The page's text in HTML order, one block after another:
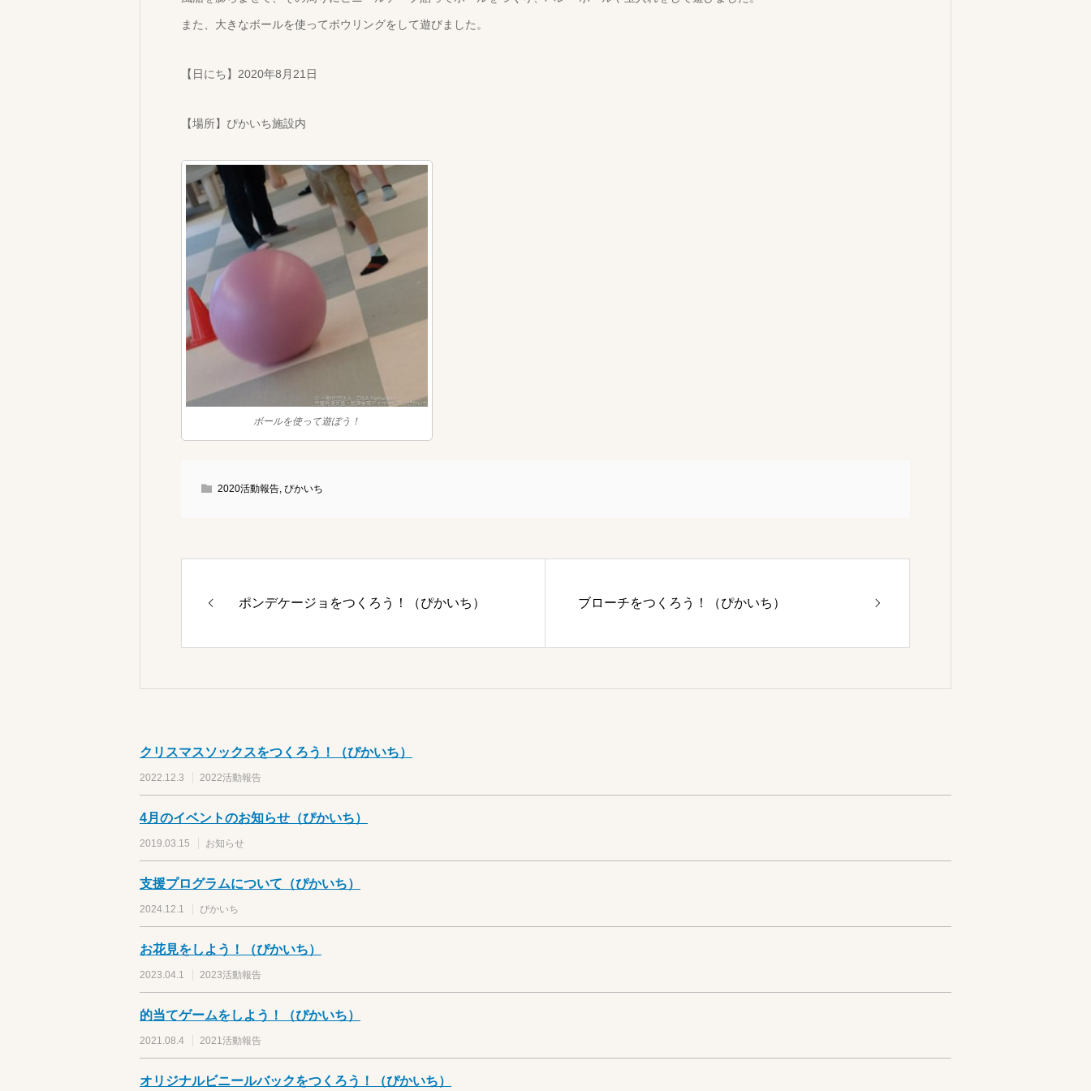
また、大きなボールを使ってボウリングをして遊びました。
【日にち】2020年8月21日
【場所】ぴかいち施設内
ボールを使って遊ぼう！
2020活動報告, ぴかいち
ポンデケージョをつくろう！（ぴかいち） ブローチをつくろう！（ぴかいち）
クリスマスソックスをつくろう！（ぴかいち）
2022.12.3 2022活動報告
4月のイベントのお知らせ（ぴかいち）
2019.03.15 お知らせ
支援プログラムについて（ぴかいち）
2024.12.1 ぴかいち
お花見をしよう！（ぴかいち）
2023.04.1 2023活動報告
的当てゲームをしよう！（ぴかいち）
2021.08.4 2021活動報告
オリジナルビニールバックをつくろう！（ぴかいち）